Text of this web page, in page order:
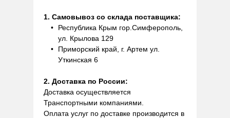
1. Самовывоз со склада поставщика:
Республика Крым гор.Симферополь,
ул. Крылова 129
Приморский край, г. Артем ул.
Уткинская 6
2. Доставка по России:
Доставка осуществляется
Транспортными компаниями.
Оплата услуг по доставке производится в